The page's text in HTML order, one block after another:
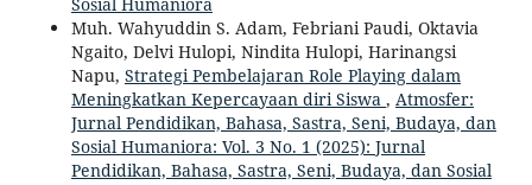
Sosial Humaniora
Muh. Wahyuddin S. Adam, Febriani Paudi, Oktavia
Ngaito, Delvi Hulopi, Nindita Hulopi, Harinangsi
Napu, Strategi Pembelajaran Role Playing dalam
Meningkatkan Kepercayaan diri Siswa , Atmosfer:
Jurnal Pendidikan, Bahasa, Sastra, Seni, Budaya, dan
Sosial Humaniora: Vol. 3 No. 1 (2025): Jurnal
Pendidikan, Bahasa, Sastra, Seni, Budaya, dan Sosial